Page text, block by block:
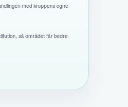
med kroppens egne
så området får bedre